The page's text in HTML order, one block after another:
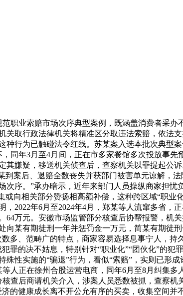
业索赔市场次序典型案例，既涵盖消费者采办
取行政法律机关将精准区分取违法索赔，依法
行为已触碰法令红线。苏某案入选本批次典型
同年3月至4月间，正在市多家餐馆多次投放事先
嫌疑，移送机关侦查后，查察机关以罪提起公
案后、退赔全数丧失并获部门被害单元谅解，
序。”承办暗示，近年来部门人员操纵商家担忧
向相关部分赞扬相高额补偿，这种跨区域“职业
2022年6月至2024年4月，郑某等人流窜多省，
万元。安徽市场监管部分核查后协帮报警，机
某有期徒刑一年并惩罚金一万元，简某有期徒
多、范畴广的特点，商家容易选择息事宁人，持
的决不姑息，特别针对“职业化”“团伙化”的犯
性实施的“骗退”行为，看似“索赔”，实则已形
人正在徐州合股运营电商，同年6月至8月纠集多
查后商请机关介入，涉案人员悉数被抓，查察机
的健康成长离不开公允有序的买卖，收集空间并